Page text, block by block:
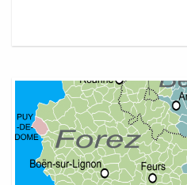
Carte
Languedoc
Roussillon
Touristique